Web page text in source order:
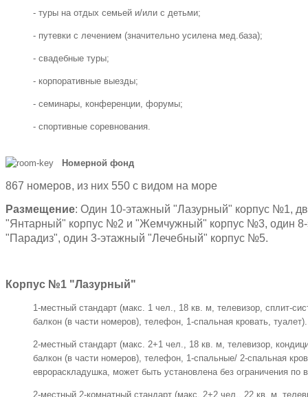
- туры на отдых семьей и/или с детьми;
- путевки с лечением (значительно усилена мед.база);
- свадебные туры;
- корпоративные выезды;
- семинары, конференции, форумы;
- спортивные соревнования.
Номерной фонд
867 номеров, из них 550 с видом на море
Размещение: Один 10-этажный "Лазурный" корпус №1,
"Янтарный" корпус №2 и "Жемчужный" корпус №3, один
"Парадиз", один 3-этажный "Лечебный" корпус №5.
Корпус №1 "Лазурный"
1-местный стандарт (макс. 1 чел., 18 кв. м, телевизор, сплит-
балкон (в части номеров), телефон, 1-спальная кровать, туалет).
2-местный стандарт (макс. 2+1 чел., 18 кв. м, телевизор,
балкон (в части номеров), телефон, 1-спальные/ 2-спальная
еврораскладушка, может быть установлена без ограничения по
2-местный 2-комнатный стандарт (макс. 2+2 чел., 22 кв. м,